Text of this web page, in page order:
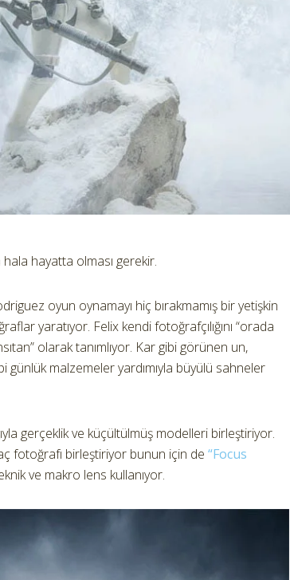
hayatta olması gerekir.
oyun oynamayı hiç bırakmamış bir yetişkin
yaratıyor. Felix kendi fotoğrafçılığını “orada
olarak tanımlıyor. Kar gibi görünen un,
malzemeler yardımıyla büyülü sahneler
gerçeklik ve küçültülmüş modelleri birleştiriyor.
fotoğrafı birleştiriyor bunun için de “Focus
ve makro lens kullanıyor.